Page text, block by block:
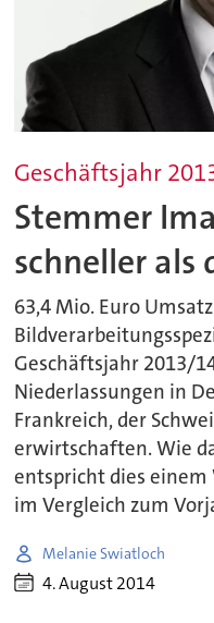
Geschäftsjahr
Stemmer
schneller als
63,4 Mio. Euro
Geschäftsjahr 2013/
Niederlassungen in
Frankreich, der
erwirtschaften. Wie
entspricht dies einem
im Vergleich zum
Melanie Swiatloch
4. August 2014